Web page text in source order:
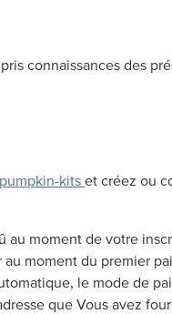
connaissances des
kitset créez ou
au moment de votre
au moment du premier
le mode de
que Vous avez